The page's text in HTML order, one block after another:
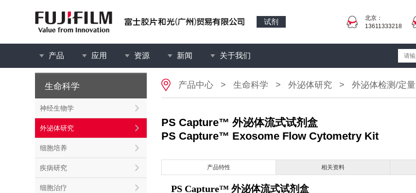
试剂
北京：
13611333218
产品 应用 资源 新闻 关于我们
生命科学
神经生物学
外泌体研究
细胞培养
疾病研究
细胞治疗
产品中心 > 生命科学 > 外泌体研究 > 外泌体检测/定量
PS Capture™ 外泌体流式试剂盒
PS Capture™ Exosome Flow Cytometry Kit
产品特性 相关资料
PS Capture™ 外泌体流式试剂盒